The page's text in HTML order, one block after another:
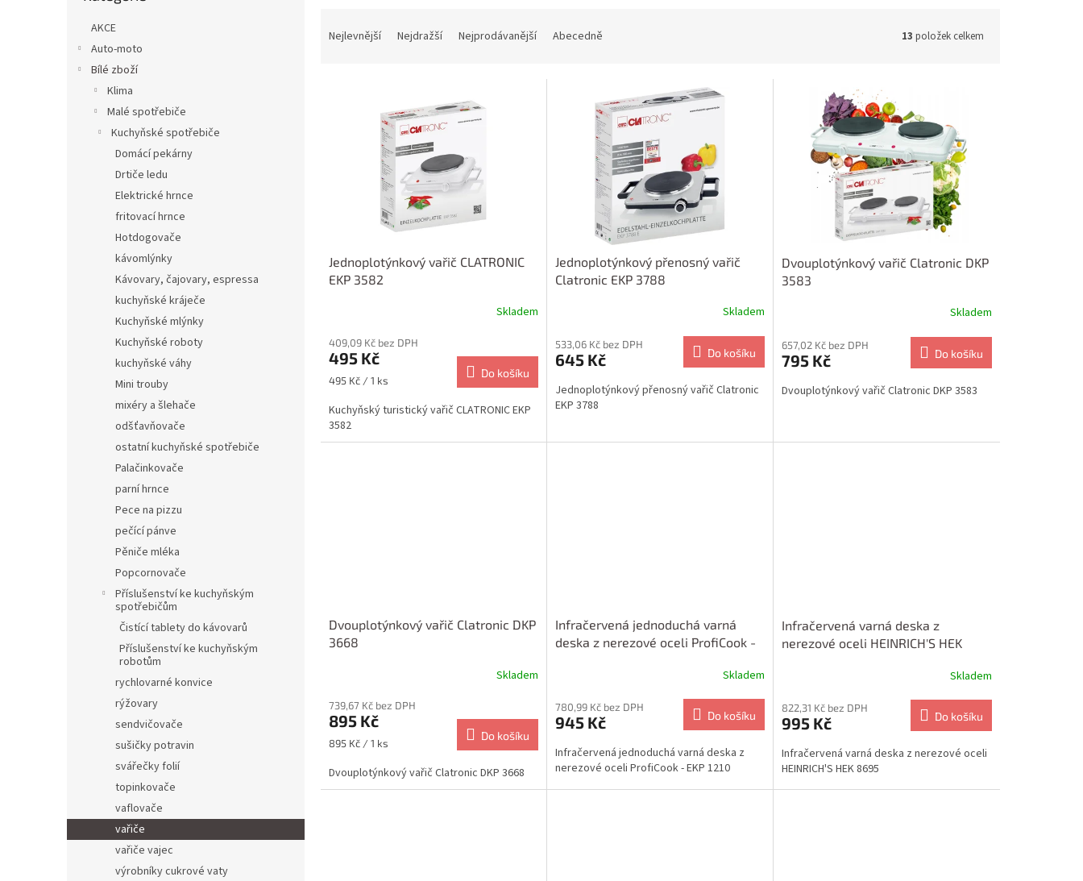
AKCE
Auto-moto
Bílé zboží
Klima
Malé spotřebiče
Kuchyňské spotřebiče
Domácí pekárny
Drtiče ledu
Elektrické hrnce
fritovací hrnce
Hotdogovače
kávomlýnky
Kávovary, čajovary, espressa
kuchyňské kráječe
Kuchyňské mlýnky
Kuchyňské roboty
kuchyňské váhy
Mini trouby
mixéry a šlehače
odšťavňovače
ostatní kuchyňské spotřebiče
Palačinkovače
parní hrnce
Pece na pizzu
pečící pánve
Pěniče mléka
Popcornovače
Příslušenství ke kuchyňským
spotřebičům
Čistící tablety do kávovarů
Příslušenství ke kuchyňským
robotům
rychlovarné konvice
rýžovary
sendvičovače
sušičky potravin
svářečky folií
topinkovače
vaflovače
vařiče
vařiče vajec
výrobníky cukrové vaty
Nejlevnější Nejdražší Nejprodávanější Abecedně 13 položek celkem
Jednoplotýnkový vařič CLATRONIC
EKP 3582
Skladem
409,09 Kč bez DPH
495 Kč
Měrná
495 Kč / 1 ks
Do košíku
Kuchyňský turistický vařič CLATRONIC EKP
3582
Jednoplotýnkový přenosný vařič
Clatronic EKP 3788
Skladem
533,06 Kč bez DPH
645 Kč Do košíku
Jednoplotýnkový přenosný vařič Clatronic
EKP 3788
Dvouplotýnkový vařič Clatronic DKP
3583
Skladem
657,02 Kč bez DPH
795 Kč Do košíku
Dvouplotýnkový vařič Clatronic DKP 3583
Dvouplotýnkový vařič Clatronic DKP
3668
Skladem
739,67 Kč bez DPH
895 Kč
Měrná
895 Kč / 1 ks
Do košíku
Dvouplotýnkový vařič Clatronic DKP 3668
Infračervená jednoduchá varná
deska z nerezové oceli ProfiCook -
Skladem
780,99 Kč bez DPH
945 Kč Do košíku
Infračervená jednoduchá varná deska z
nerezové oceli ProfiCook - EKP 1210
Infračervená varná deska z
nerezové oceli HEINRICH'S HEK
Skladem
822,31 Kč bez DPH
995 Kč Do košíku
Infračervená varná deska z nerezové oceli
HEINRICH'S HEK 8695